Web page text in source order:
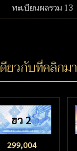
ทะเบียนผลรวม 13
ยวกับที่คลิกมา
ฮว 2
299,004